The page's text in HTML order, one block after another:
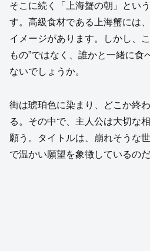
そこに続く「上海蟹の朝」とい
す。高級食材である上海蟹には
イメージがあります。しかし、
もの”ではなく、誰かと一緒に食
ないでしょうか。
街は琥珀色に染まり、どこか終
る。その中で、主人公は大切な
願う。タイトルは、崩れそうな
で温かい願望を象徴しているのだ